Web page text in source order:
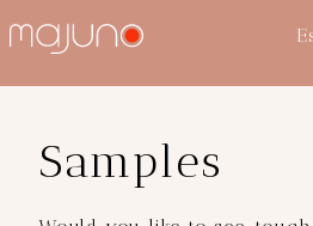
Samples